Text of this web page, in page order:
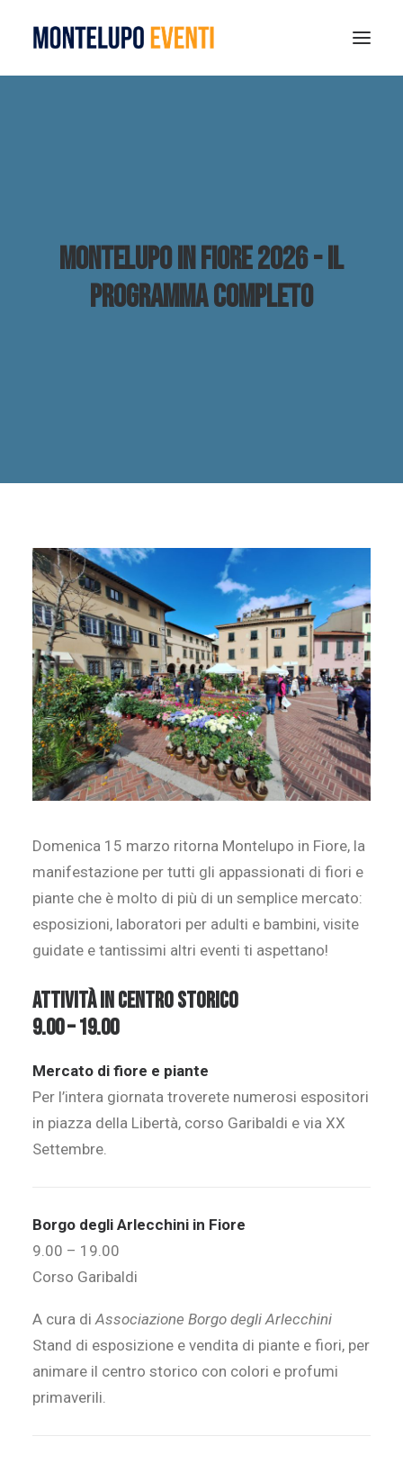
NOTIZIE
RICERCA
Montelupo in Fiore 2026 - Il
programma completo
Domenica 15 marzo ritorna Montelupo in Fiore, la
manifestazione per tutti gli appassionati di fiori e
piante che è molto di più di un semplice mercato:
esposizioni, laboratori per adulti e bambini, visite
guidate e tantissimi altri eventi ti aspettano!
ATTIVITÀ IN CENTRO STORICO
9.00 – 19.00
Mercato di fiore e piante
Per l’intera giornata troverete numerosi espositori
in piazza della Libertà, corso Garibaldi e via XX
Settembre.
Borgo degli Arlecchini in Fiore
9.00 – 19.00
Corso Garibaldi
A cura diAssociazione Borgo degli Arlecchini
Stand di esposizione e vendita di piante e fiori, per
animare il centro storico con colori e profumi
primaverili.